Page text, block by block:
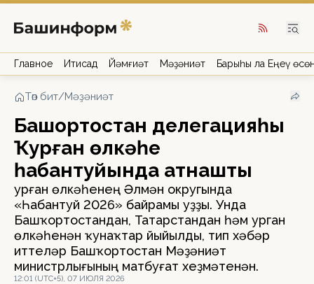
Главное Иҡтисад Йәмғиәт Мәҙәниәт Барыһы ла Еңеү
Төп бит/Мәҙәниәт
Башҡортостан делегацияһы
Ҡурған өлкәһе
һабантуйында ҡатнашты
Ҡурған өлкәһенең Әлмән округында
«Һабантуй 2026» байрамы уҙҙы. Унда
Башҡортостандан, Татарстандан һәм Ҡурган
өлкәһенән ҡунаҡтар йыйылды, тип хәбәр
иттеләр Башҡортостан Мәҙәниәт
министрлығының матбуғат хеҙмәтенән.
12:01 (UTC+5), 07 ИЮЛЯ 2026